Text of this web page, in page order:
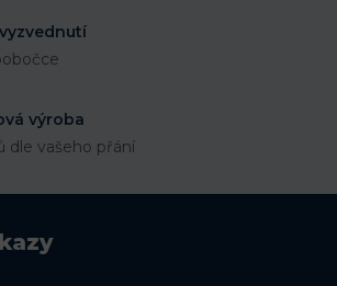
výroba
dle vašeho přání